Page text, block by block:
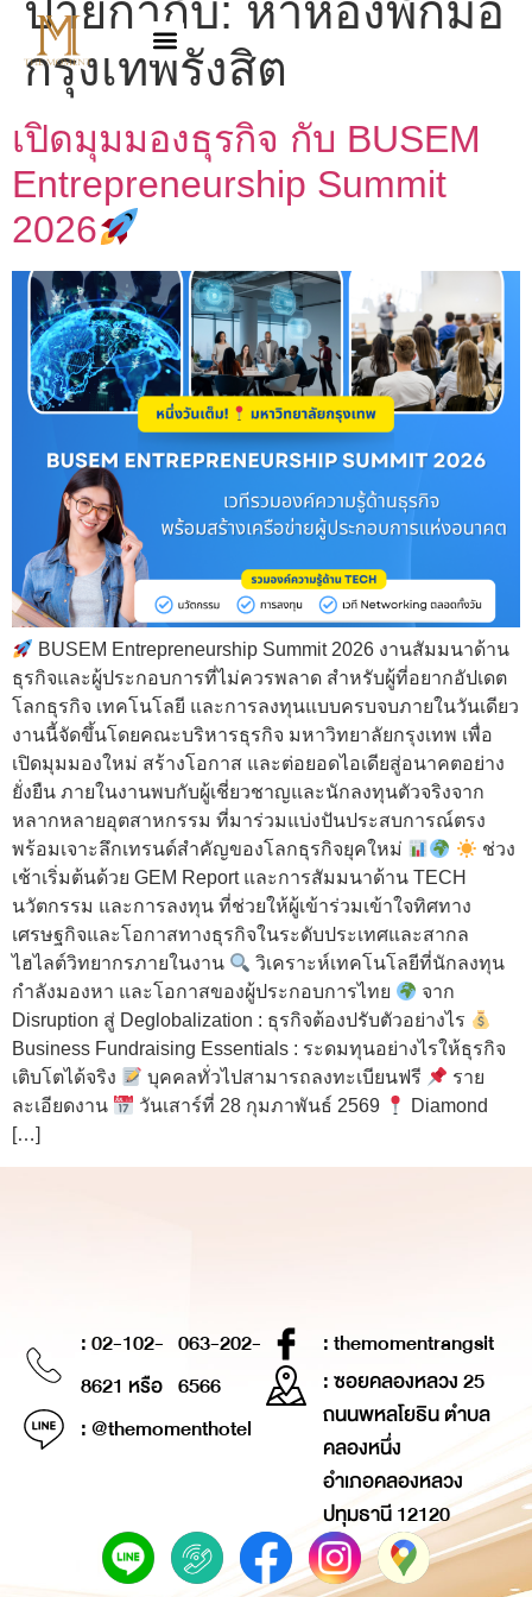
ป้ายกำกับ: หาห้องพักมอ
กรุงเทพรังสิต
เปิดมุมมองธุรกิจ กับ BUSEM
Entrepreneurship Summit
2026
BUSEM Entrepreneurship Summit 2026 งานสัมมนาด้าน
ธุรกิจและผู้ประกอบการที่ไม่ควรพลาด สำหรับผู้ที่อยากอัปเดต
โลกธุรกิจ เทคโนโลยี และการลงทุนแบบครบจบภายในวันเดียว
งานนี้จัดขึ้นโดยคณะบริหารธุรกิจ มหาวิทยาลัยกรุงเทพ เพื่อ
เปิดมุมมองใหม่ สร้างโอกาส และต่อยอดไอเดียสู่อนาคตอย่าง
ยั่งยืน ภายในงานพบกับผู้เชี่ยวชาญและนักลงทุนตัวจริงจาก
หลากหลายอุตสาหกรรม ที่มาร่วมแบ่งปันประสบการณ์ตรง
พร้อมเจาะลึกเทรนด์สำคัญของโลกธุรกิจยุคใหม่
ช่วง
เช้าเริ่มต้นด้วย GEM Report และการสัมมนาด้าน TECH
นวัตกรรม และการลงทุน ที่ช่วยให้ผู้เข้าร่วมเข้าใจทิศทาง
เศรษฐกิจและโอกาสทางธุรกิจในระดับประเทศและสากล
ไฮไลต์วิทยากรภายในงาน
วิเคราะห์เทคโนโลยีที่นักลงทุน
กำลังมองหา และโอกาสของผู้ประกอบการไทย
จาก
Disruption สู่ Deglobalization : ธุรกิจต้องปรับตัวอย่างไร
Business Fundraising Essentials : ระดมทุนอย่างไรให้ธุรกิจ
เติบโตได้จริง
บุคคลทั่วไปสามารถลงทะเบียนฟรี
ราย
ละเอียดงาน
วันเสาร์ที่ 28 กุมภาพันธ์ 2569
Diamond
[…]
: 02-102-
8621 หรือ
063-202-
6566
: @themomenthotel
: themomentrangsit
: ซอยคลองหลวง 25
ถนนพหลโยธิน ตำบล
คลองหนึ่ง
อำเภอคลองหลวง
ปทุมธานี 12120